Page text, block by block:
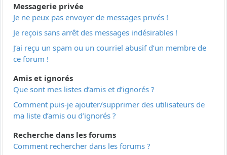
Messagerie privée
Je ne peux pas envoyer de messages privés !
Je reçois sans arrêt des messages indésirables !
J’ai reçu un spam ou un courriel abusif d’un membre de
ce forum !
Amis et ignorés
Que sont mes listes d’amis et d’ignorés ?
Comment puis-je ajouter/supprimer des utilisateurs de
ma liste d’amis ou d’ignorés ?
Recherche dans les forums
Comment rechercher dans les forums ?